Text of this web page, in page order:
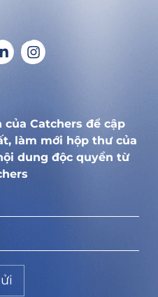
Catchers để cập
làm mới hộp thư của
dung độc quyền từ